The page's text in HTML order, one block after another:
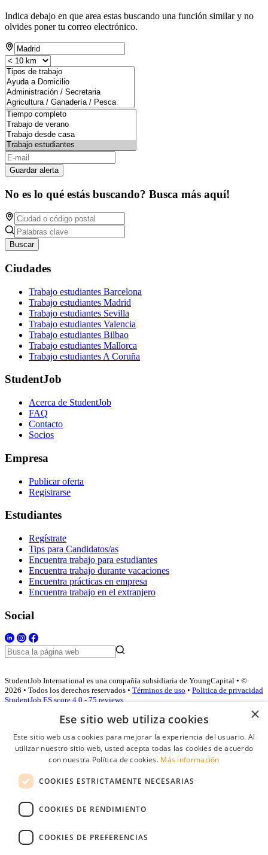
Indica debajo en que area estas buscando una función similar y no
olvides poner tu correo electrónico.
Guardar alerta
No es lo qué estás buscando? Busca más aquí!
Buscar
Ciudades
Trabajo estudiantes Barcelona
Trabajo estudiantes Madrid
Trabajo estudiantes Sevilla
Trabajo estudiantes Valencia
Trabajo estudiantes Bilbao
Trabajo estudiantes Mallorca
Trabajo estudiantes A Coruña
StudentJob
Acerca de StudentJob
FAQ
Contacto
Socios
Empresa
Publicar oferta
Registrarse
Estudiantes
Regístrate
Tips para Candidatos/as
Encuentra trabajo para estudiantes
Encuentra trabajo durante vacaciones
Encuentra prácticas en empresa
Encuentra trabajo en el extranjero
Social
StudentJob International es una compañía subsidiaria de YoungCapital • ©
2026 • Todos los derechos reservados • Términos de uso • Politica de privacidad
StudentJob ES score 4.0 - 75 reviews
Acceso empresas
Contraseña
Recordarme
Conectarse
×
Ese sitio web utiliza cookies
Este sitio web usa cookies para mejorar la experiencia del usuario. Al
utilizar nuestro sitio web, usted acepta todas las cookies de acuerdo
con nuestra Política de cookies. Más información
COOKIES ESTRICTAMENTE NECESARIAS
COOKIES DE RENDIMIENTO
COOKIES DE PREFERENCIAS